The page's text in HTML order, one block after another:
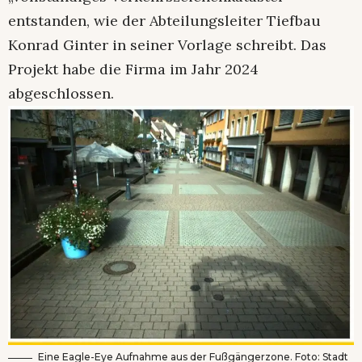
entstanden, wie der Abteilungsleiter Tiefbau
Konrad Ginter in seiner Vorlage schreibt. Das
Projekt habe die Firma im Jahr 2024
abgeschlossen.
Eine Eagle-Eye Aufnahme aus der Fußgängerzone. Foto: Stadt